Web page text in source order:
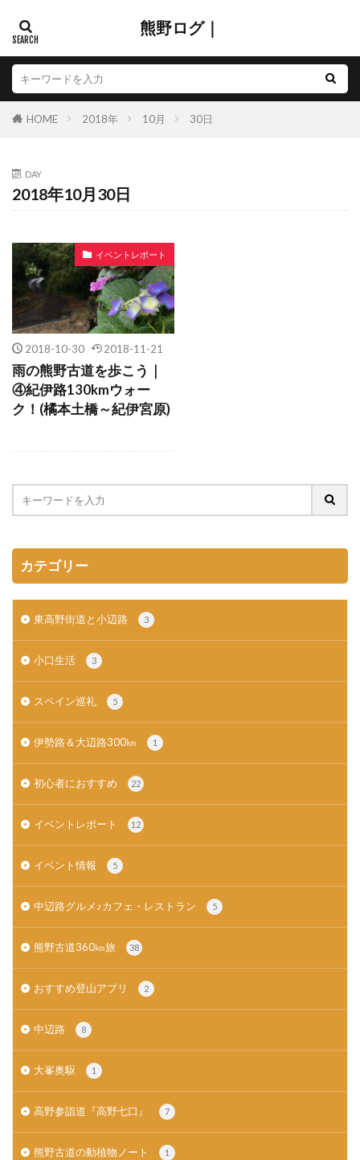
熊野ログ｜
HOME 2018年 10月 30日
DAY
2018年10月30日
イベントレポート
2018-10-30 2018-11-21
雨の熊野古道を歩こう｜
④紀伊路130kmウォー
ク！(橘本土橋～紀伊宮原)
カテゴリー
東高野街道と小辺路 3
小口生活 3
スペイン巡礼 5
伊勢路＆大辺路300㎞ 1
初心者におすすめ 22
イベントレポート 12
イベント情報 5
中辺路グルメ♪カフェ・レストラン 5
熊野古道360㎞旅 38
おすすめ登山アプリ 2
中辺路 8
大峯奥駆 1
高野参詣道『高野七口』 7
熊野古道の動植物ノート 1